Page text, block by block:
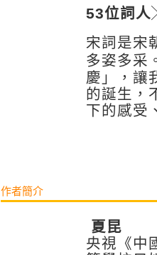
53位詞人
宋詞是宋
多姿多采
慶 」
，讓
的誕生，
下的感受
作者簡介
夏昆
央視《中